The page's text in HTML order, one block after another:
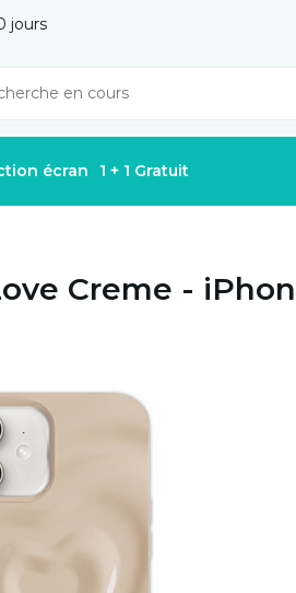
jours
écran 1 + 1 Gratuit
Creme -